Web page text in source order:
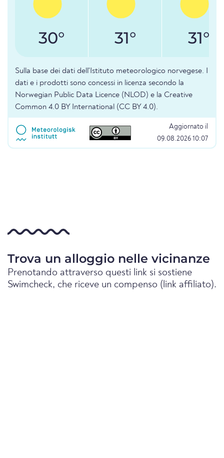
30° 31° 31°
Sulla base dei dati dell'Istituto meteorologico norvegese. I
dati e i prodotti sono concessi in licenza secondo la
Norwegian Public Data Licence (NLOD) e la Creative
Common 4.0 BY International (CC BY 4.0).
Aggiornato il
09.08.2026 10:07
Trova un alloggio nelle vicinanze
Prenotando attraverso questi link si sostiene
Swimcheck, che riceve un compenso (link affiliato).